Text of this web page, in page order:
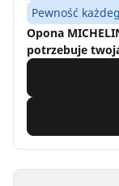
Pewność
Opona
potrzebuje